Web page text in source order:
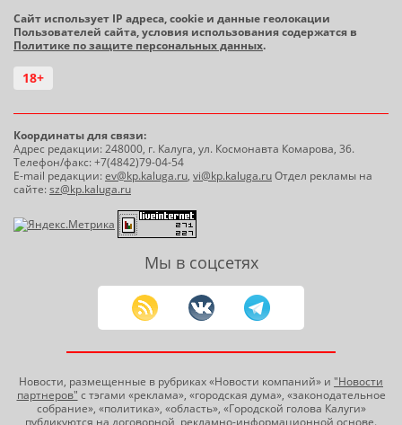
Сайт использует IP адреса, cookie и данные геолокации
Пользователей сайта, условия использования содержатся в
Политике по защите персональных данных.
18+
Координаты для связи:
Адрес редакции: 248000, г. Калуга, ул. Космонавта Комарова, 36.
Телефон/факс: +7(4842)79-04-54
E-mail редакции:ev@kp.kaluga.ru, vi@kp.kaluga.ruОтдел рекламы на
сайте:sz@kp.kaluga.ru
Мы в соцсетях
Новости, размещенные в рубриках «Новости компаний» и "Новости
партнеров" с тэгами «реклама», «городская дума», «законодательное
собрание», «политика», «область», «Городской голова Калуги»
публикуются на договорной, рекламно-информационной основе.